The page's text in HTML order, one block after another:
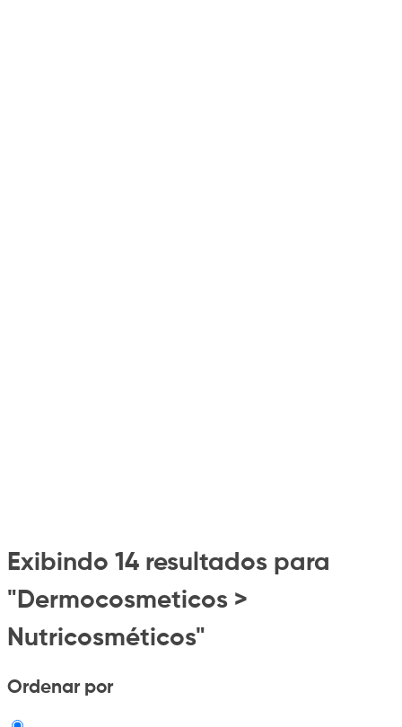
Exibindo 14 resultados para
"Dermocosmeticos >
Nutricosméticos"
Ordenar por